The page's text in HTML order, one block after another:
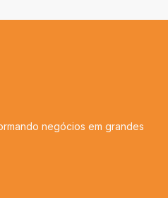
negócios em grandes